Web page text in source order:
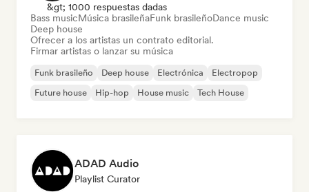
&gt; 1000 respuestas dadas
Bass musicMúsica brasileñaFunk brasileñoDance music
Deep house
Ofrecer a los artistas un contrato editorial.
Firmar artistas o lanzar su música
Funk brasileño Deep house Electrónica
Electropop
Future house
Hip-hop House music Tech House
ADAD Audio
Playlist Curator